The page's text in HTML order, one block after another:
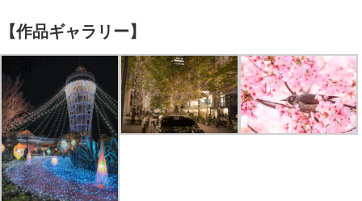
【作品ギャラリー】